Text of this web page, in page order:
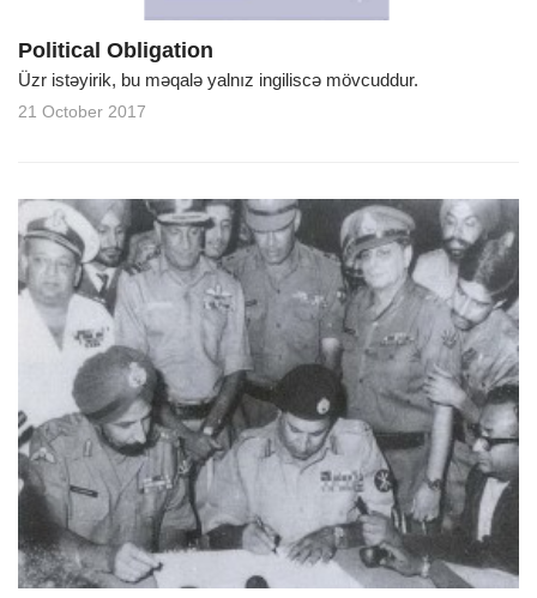
Political Obligation
Üzr istəyirik, bu məqalə yalnız ingiliscə mövcuddur.
21 October 2017